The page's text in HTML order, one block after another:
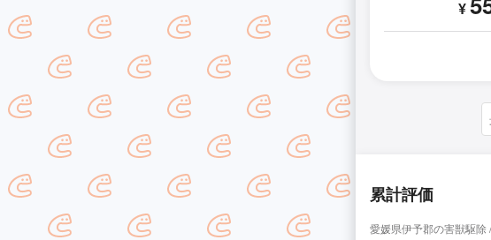
¥
累計評価
愛媛県伊予郡の害獣駆除